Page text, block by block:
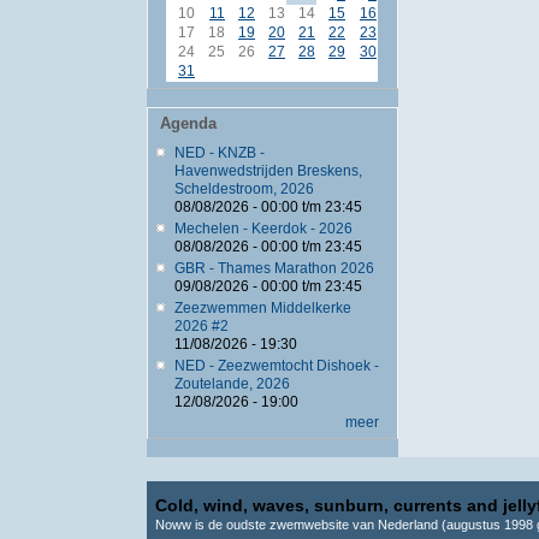
10
11 12 13 14 15
16
17
18 19 20 21 22
23
24
25 26 27 28 29
30
31
Agenda
NED - KNZB -
Havenwedstrijden Breskens,
Scheldestroom, 2026
08/08/2026 - 00:00t/m 23:45
Mechelen - Keerdok - 2026
08/08/2026 - 00:00t/m 23:45
GBR - Thames Marathon 2026
09/08/2026 - 00:00t/m 23:45
Zeezwemmen Middelkerke
2026 #2
11/08/2026 - 19:30
NED - Zeezwemtocht Dishoek -
Zoutelande, 2026
12/08/2026 - 19:00
meer
Cold, wind, waves, sunburn, currents and
Noww is de oudste zwemwebsite van Nederland (augustus 1998